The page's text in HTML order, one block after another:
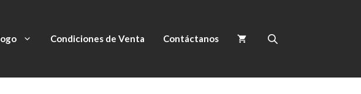
Condiciones de Venta Contáctanos